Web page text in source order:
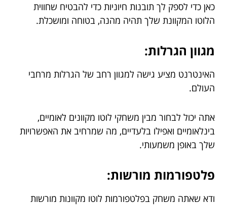
כאן כדי לספק לך תובנות חיוניות כדי להבטיח שחווית
הלוטו המקוונת שלך תהיה מהנה, בטוחה ומושכלת.
מגוון הגרלות:
האינטרנט מציע גישה למגוון רחב של הגרלות מרחבי
העולם.
אתה יכול לבחור מבין משחקי לוטו מקוונים לאומיים,
בינלאומיים ואפילו בלעדיים, מה שמרחיב את האפשרויות
שלך באופן משמעותי.
פלטפורמות מורשות:
ודא שאתה משחק בפלטפורמות לוטו מקוונות מורשות